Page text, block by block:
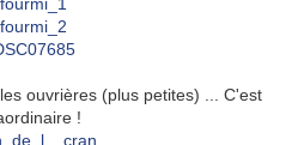
ouvrières (plus petites) ... C'est
!